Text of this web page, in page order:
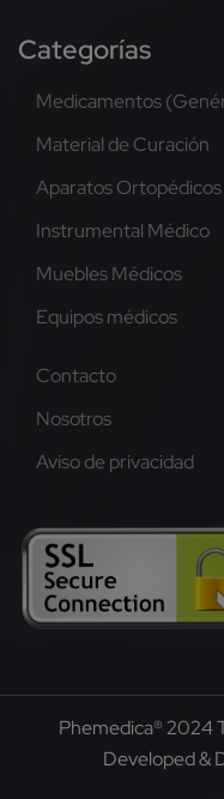
Categorías
Medicamentos
Material de Curación
Aparatos Ortopédicos
Instrumental Médico
Muebles Médicos
Equipos médicos
Contacto
Nosotros
Aviso de privacidad
Phemedica® 2024
Developed &